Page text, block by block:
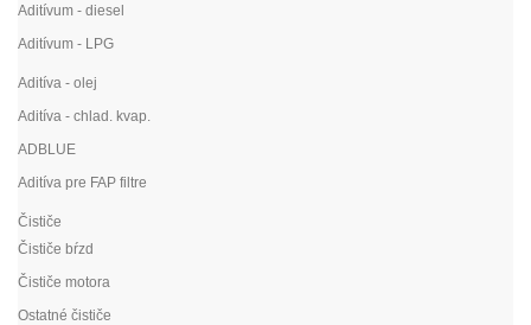
Aditívum - diesel
Aditívum - LPG
Aditíva - olej
Aditíva - chlad. kvap.
ADBLUE
Aditíva pre FAP filtre
Čističe
Čističe bŕzd
Čističe motora
Ostatné čističe